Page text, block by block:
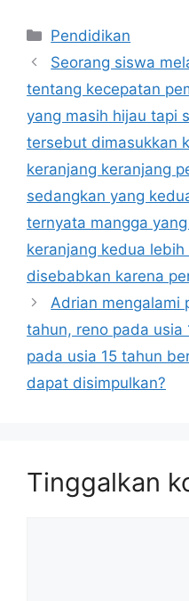
Kategori
Pendidikan
Seorang siswa
tentang kecepatan
yang masih hijau tapi
tersebut dimasukkan
keranjang keranjang
sedangkan yang
ternyata mangga
keranjang kedua
disebabkan karena
Adrian mengalami
tahun, reno pada
pada usia 15 tahun
dapat disimpulkan?
Tinggalkan